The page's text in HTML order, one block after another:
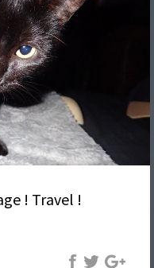
! Travel !